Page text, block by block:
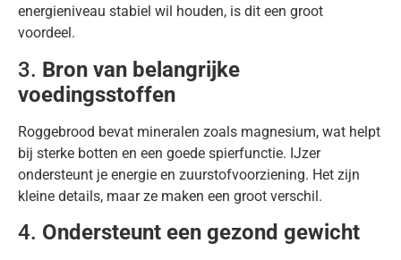
energieniveau stabiel wil houden, is dit een groot
voordeel.
3. Bron van belangrijke
voedingsstoffen
Roggebrood bevat mineralen zoals magnesium, wat helpt
bij sterke botten en een goede spierfunctie. IJzer
ondersteunt je energie en zuurstofvoorziening. Het zijn
kleine details, maar ze maken een groot verschil.
4. Ondersteunt een gezond gewicht